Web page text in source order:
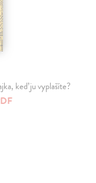
keď ju vyplašíte?